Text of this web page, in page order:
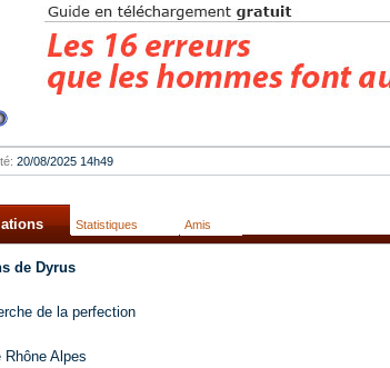
20/08/2025 14h49
Statistiques Amis
de Dyrus
de la perfection
Rhône Alpes